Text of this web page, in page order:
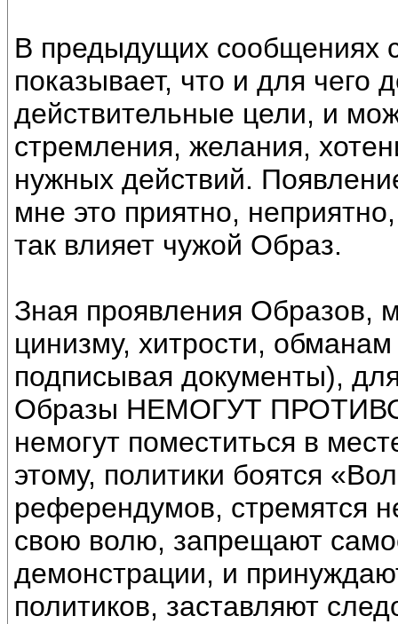
В предыдущих сообщениях
показывает, что и для чего
действительные цели, и
стремления, желания,
нужных действий.
мне это приятно,
так влияет чужой Образ.
Зная проявления Образов,
цинизму, хитрости,
подписывая документы),
Образы НЕМОГУТ
немогут поместиться в
этому, политики боятся
референдумов, стремятся
свою волю, запрещают
демонстрации, и
политиков, заставляют